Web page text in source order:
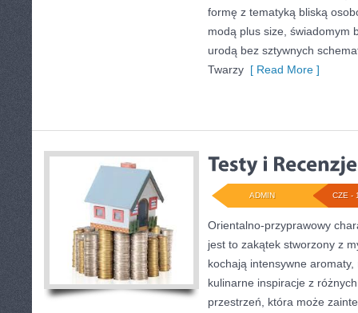
formę z tematyką bliską
modą plus size, świadomym
urodą bez sztywnych
Twarzy [ Read More ]
CZE -
ADMIN
Orientalno-przyprawowy
jest to zakątek stworzony z
kochają intensywne
kulinarne inspiracje z
przestrzeń, która może